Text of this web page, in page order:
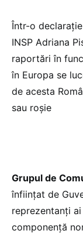
Într-o
INSP Adriana
raportări în
în Europa se
de acesta
sau roșie
Grupul de
înființat de
reprezentanți
componență